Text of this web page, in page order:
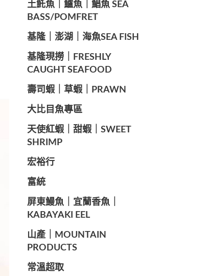
️土魠魚｜鱸魚｜鯧魚 SEA ​​
BASS/POMFRET
️基隆｜澎湖｜海魚SEA ​​FISH
️基隆現撈｜FRESHLY
CAUGHT SEAFOOD
️壽司蝦｜草蝦｜PRAWN
️大比目魚專區
️天使紅蝦｜甜蝦｜SWEET
SHRIMP
宏裕行
富統
️屏東鰻魚｜宜蘭香魚｜
KABAYAKI EEL
山產｜MOUNTAIN
PRODUCTS
常溫超取